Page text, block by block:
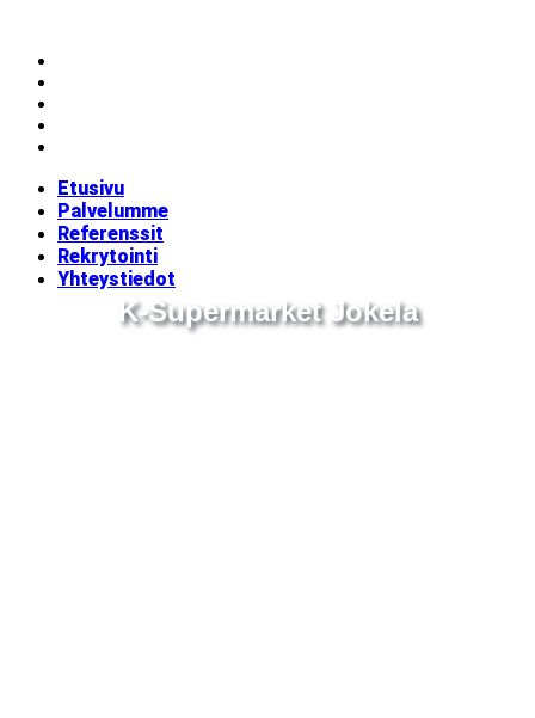
Etusivu
Palvelumme
Referenssit
Rekrytointi
Yhteystiedot
K-Supermarket Jokela